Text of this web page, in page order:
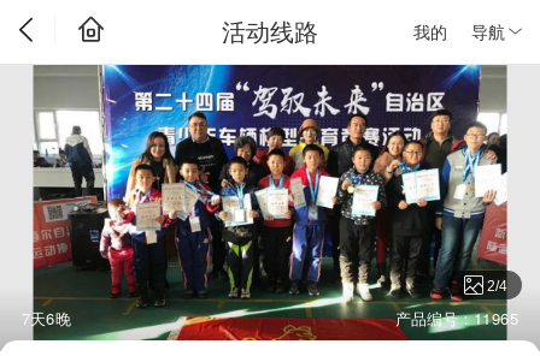
我的 导航
活动线路
2/4
7天6晚 产品编号：11965